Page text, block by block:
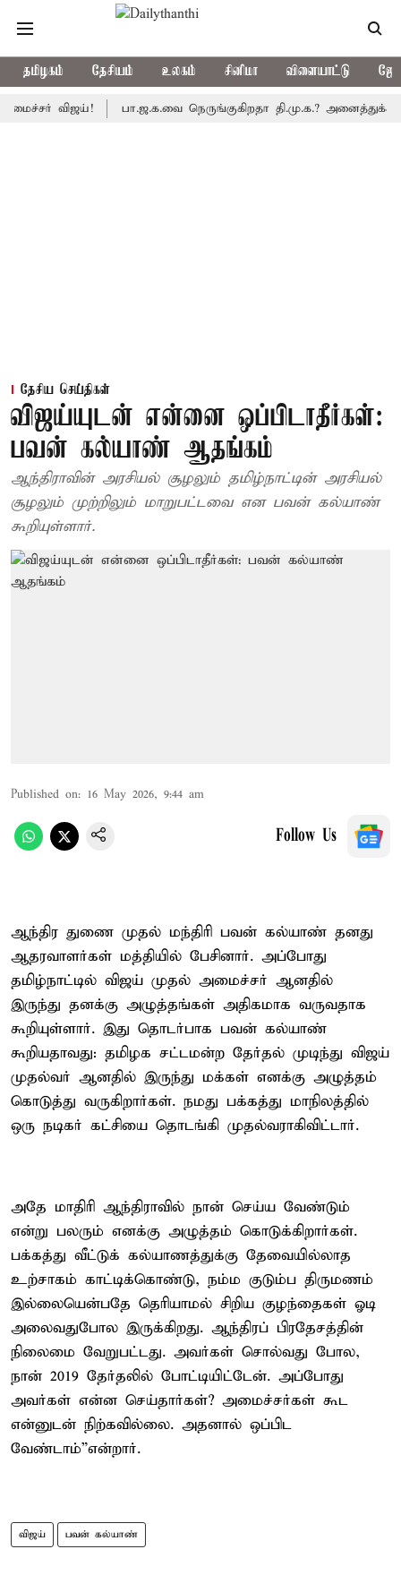
தமிழகம் தேசியம் உலகம் சினிமா விளையாட்டு
விஜய்! பா.ஜ.க.வை நெருங்குகிறதா தி.மு.க.?
தேசிய செய்திகள்
விஜய்யுடன் என்னை ஒப்பிடாதீர்கள்:
பவன் கல்யாண் ஆதங்கம்
ஆந்திராவின் அரசியல் சூழலும் தமிழ்நாட்டின் அரசியல்
சூழலும் முற்றிலும் மாறுபட்டவை என பவன் கல்யாண்
கூறியுள்ளார்.
Published on: 16 May 2026, 9:44 am
Follow Us
ஆந்திர துணை முதல் மந்திரி பவன் கல்யாண் தனது
ஆதரவாளர்கள் மத்தியில் பேசினார். அப்போது
தமிழ்நாட்டில் விஜய் முதல் அமைச்சர் ஆனதில்
இருந்து தனக்கு அழுத்தங்கள் அதிகமாக வருவதாக
கூறியுள்ளார். இது தொடர்பாக பவன் கல்யாண்
கூறியதாவது: தமிழக சட்டமன்ற தேர்தல் முடிந்து விஜய்
முதல்வர் ஆனதில் இருந்து மக்கள் எனக்கு அழுத்தம்
கொடுத்து வருகிறார்கள். நமது பக்கத்து மாநிலத்தில்
ஒரு நடிகர் கட்சியை தொடங்கி முதல்வராகிவிட்டார்.
அதே மாதிரி ஆந்திராவில் நான் செய்ய வேண்டும்
என்று பலரும் எனக்கு அழுத்தம் கொடுக்கிறார்கள்.
பக்கத்து வீட்டுக் கல்யாணத்துக்கு தேவையில்லாத
உற்சாகம் காட்டிக்கொண்டு, நம்ம குடும்ப திருமணம்
இல்லையென்பதே தெரியாமல் சிறிய குழந்தைகள் ஓடி
அலைவதுபோல இருக்கிறது. ஆந்திரப் பிரதேசத்தின்
நிலைமை வேறுபட்டது. அவர்கள் சொல்வது போல,
நான் 2019 தேர்தலில் போட்டியிட்டேன். அப்போது
அவர்கள் என்ன செய்தார்கள்? அமைச்சர்கள் கூட
என்னுடன் நிற்கவில்லை. அதனால் ஒப்பிட
வேண்டாம்”என்றார்.
விஜய் பவன் கல்யாண்